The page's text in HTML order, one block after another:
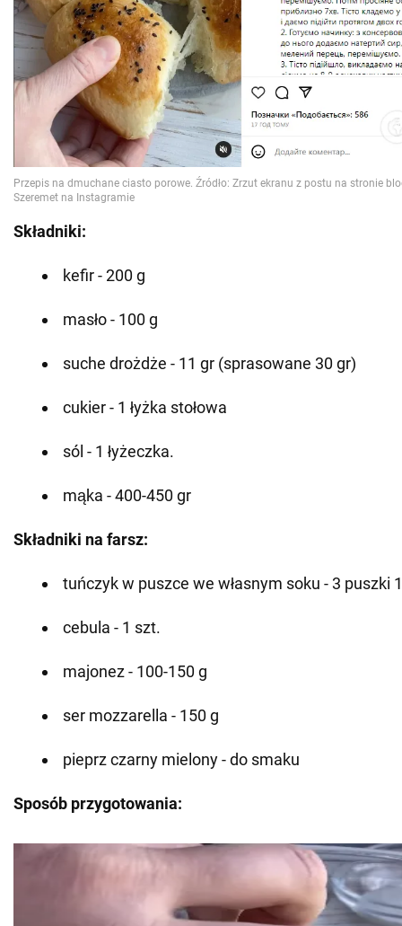
Składniki:
kefir - 200 g
masło - 100 g
suche drożdże - 11 gr (sprasowane 30 gr)
cukier - 1 łyżka stołowa
sól - 1 łyżeczka.
mąka - 400-450 gr
Składniki na farsz:
tuńczyk w puszce we własnym soku - 3 puszki
cebula - 1 szt.
majonez - 100-150 g
ser mozzarella - 150 g
pieprz czarny mielony - do smaku
Sposób przygotowania: